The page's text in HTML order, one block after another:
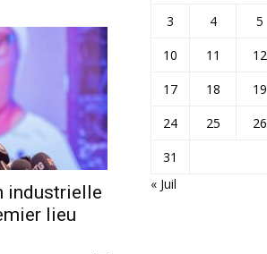
industrielle
lieu
3
4 5
10
11 12
17
18 19
24
25 26
31
« Juil